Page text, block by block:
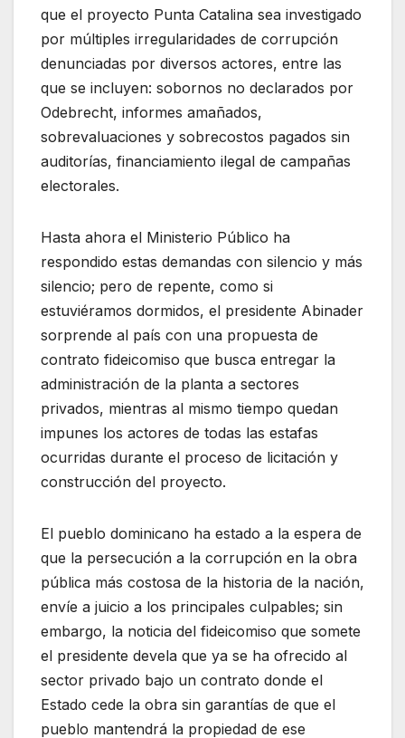
que el proyecto Punta Catalina sea investigado
por múltiples irregularidades de corrupción
denunciadas por diversos actores, entre las
que se incluyen: sobornos no declarados por
Odebrecht, informes amañados,
sobrevaluaciones y sobrecostos pagados sin
auditorías, financiamiento ilegal de campañas
electorales.
Hasta ahora el Ministerio Público ha
respondido estas demandas con silencio y más
silencio; pero de repente, como si
estuviéramos dormidos, el presidente Abinader
sorprende al país con una propuesta de
contrato fideicomiso que busca entregar la
administración de la planta a sectores
privados, mientras al mismo tiempo quedan
impunes los actores de todas las estafas
ocurridas durante el proceso de licitación y
construcción del proyecto.
El pueblo dominicano ha estado a la espera de
que la persecución a la corrupción en la obra
pública más costosa de la historia de la nación,
envíe a juicio a los principales culpables; sin
embargo, la noticia del fideicomiso que somete
el presidente devela que ya se ha ofrecido al
sector privado bajo un contrato donde el
Estado cede la obra sin garantías de que el
pueblo mantendrá la propiedad de ese